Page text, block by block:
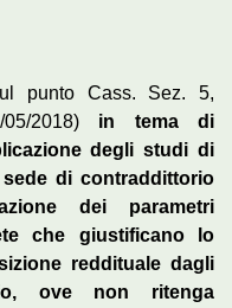
punto Cass. Sez. 5,
2018) in tema di
degli studi di
di contraddittorio
dei parametri
che giustificano lo
reddituale dagli
ove non ritenga